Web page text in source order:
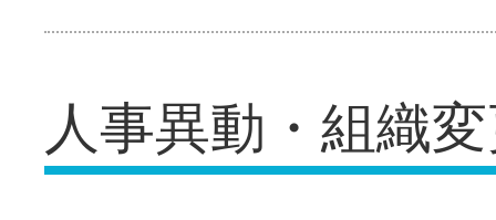
人事異動・組織